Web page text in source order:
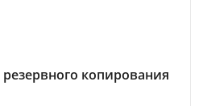
копирования